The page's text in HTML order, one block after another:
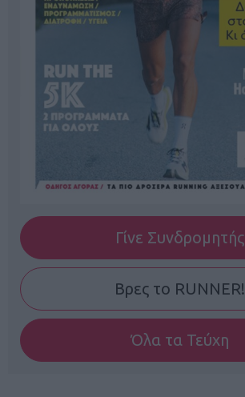
Γίνε Συνδρομητής
Βρες το RUNNER!
Όλα τα Τεύχη